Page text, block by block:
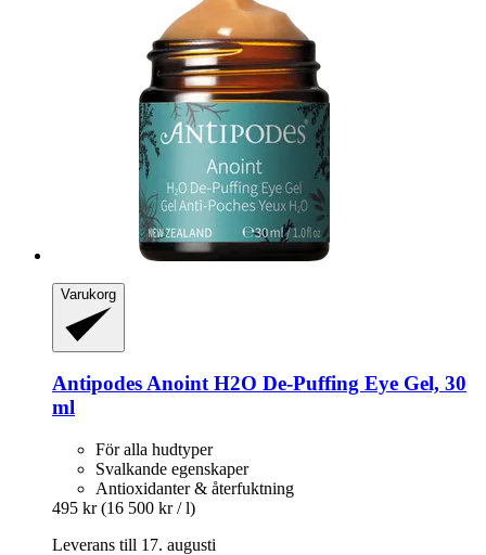
Varukorg
AntipodesAnoint H2O De-​Puffing Eye Gel, 30
ml
För alla hudtyper
Svalkande egenskaper
Antioxidanter & återfuktning
495 kr (16 500 kr / l)
Leverans till 17. augusti